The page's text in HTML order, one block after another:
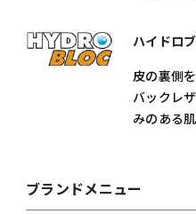
ハイドロ
皮の裏側
バックレ
みのある
ブランドメニュー